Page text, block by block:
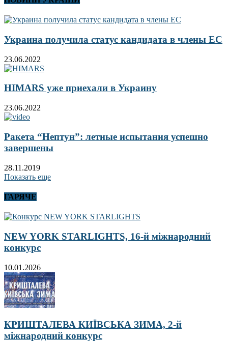
Украина получила статус кандидата в члены ЕС
23.06.2022
HIMARS уже приехали в Украину
23.06.2022
Ракета “Нептун”: летные испытания успешно
завершены
28.11.2019
Показать еще
ГАРЯЧЕ
NEW YORK STARLIGHTS, 16-й міжнародний
конкурс
10.01.2026
КРИШТАЛЕВА КИЇВСЬКА ЗИМА, 2-й
міжнародний конкурс